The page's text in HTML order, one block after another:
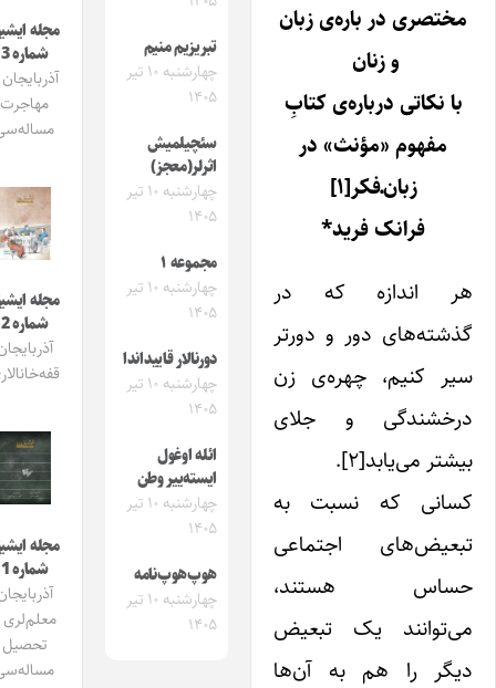
در باره‌ی زبان
و زنان
با نکاتی درباره‌ی کتابِ
مفهوم «مؤنث» در
زبان‌ـ‌فکر‌[۱]
فرانک فرید*
اندازه که در
دور و دورتر
کنیم، چهره‌ی زن
و جلای
می‌یابد[۲].
که نسبت به
اجتماعی
هستند،
یک تبعیض
را هم به آن‌ها
تبریزیم منیم
چهارشنبه ۱۰ تیر
سئچیلمیش
اثرلر(معجز)
چهارشنبه ۱۰ تیر
مجموعه ۱
چهارشنبه ۱۰ تیر
دورنالار قاییداندا
چهارشنبه ۱۰ تیر
ائله اوغول
ایسته‌ییر وطن
چهارشنبه ۱۰ تیر
هوپ‌هوپ‌نامه
چهارشنبه ۱۰ تیر
مجله ایشیق
شماره 3
آذربایجان و
مهاجرت
مساله‌سی
مجله ایشیق
شماره 2
آذربایجان
قفه‌خانالاری
مجله ایشیق
شماره 1
آذربایجان
معلم‌لری و
تحصیل
مساله‌سی